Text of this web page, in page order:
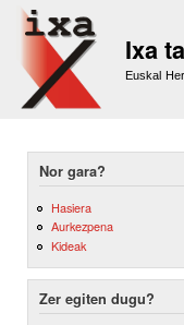
Ixa
Euskal
Nor gara?
Hasiera
Aurkezpena
Kideak
Zer egiten dugu?